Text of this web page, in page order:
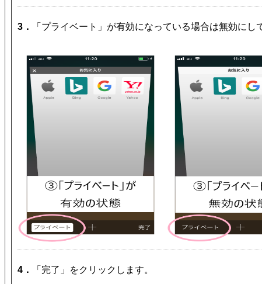
3． 「プライベート」が有効になっている場合は無効にし
4． 「完了」をクリックします。